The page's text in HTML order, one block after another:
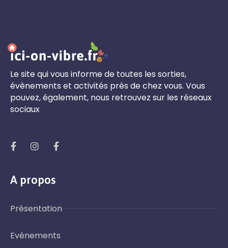
Le site qui vous informe de toutes les sorties,
évènements et activités près de chez vous. Vous
pouvez, également, nous retrouvez sur les réseaux
sociaux
A propos
Présentation
Evènements